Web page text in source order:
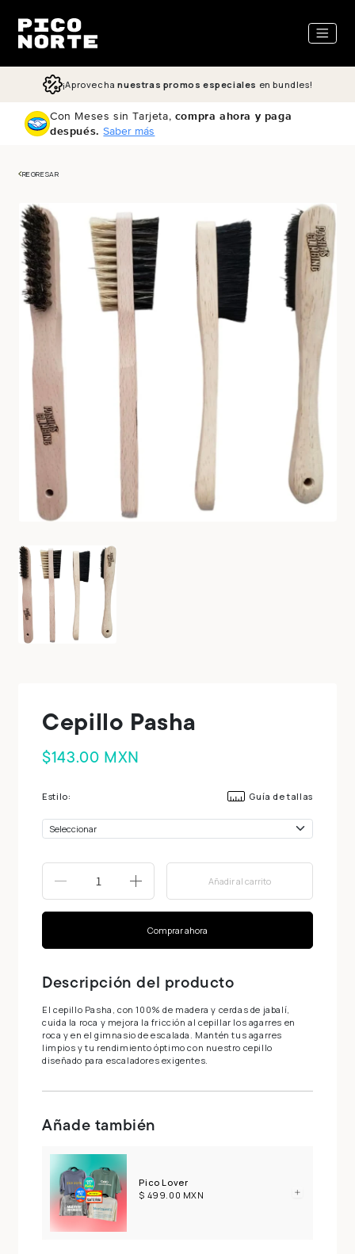
al contenido
¡Aprovecha nuestras promos especiales en bundles!
Con Meses sin Tarjeta, compra ahora y paga
después. Saber más
REGRESAR
Cepillo Pasha
$143.00 MXN
Estilo: Guía de tallas
+ Añadir al carrito
Comprar ahora
Descripción del producto
El cepillo Pasha, con 100% de madera y cerdas de jabalí,
cuida la roca y mejora la fricción al cepillar los agarres en
roca y en el gimnasio de escalada. Mantén tus agarres
limpios y tu rendimiento óptimo con nuestro cepillo
diseñado para escaladores exigentes.
Añade también
Pico Lover
$ 499.00 MXN